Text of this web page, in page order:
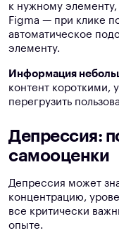
к нужному
Figma — при клике
автоматическое
элементу.
Информация
контент короткими,
перегрузить
Депрессия:
самооценки
Депрессия может
концентрацию,
все критически
опыте.